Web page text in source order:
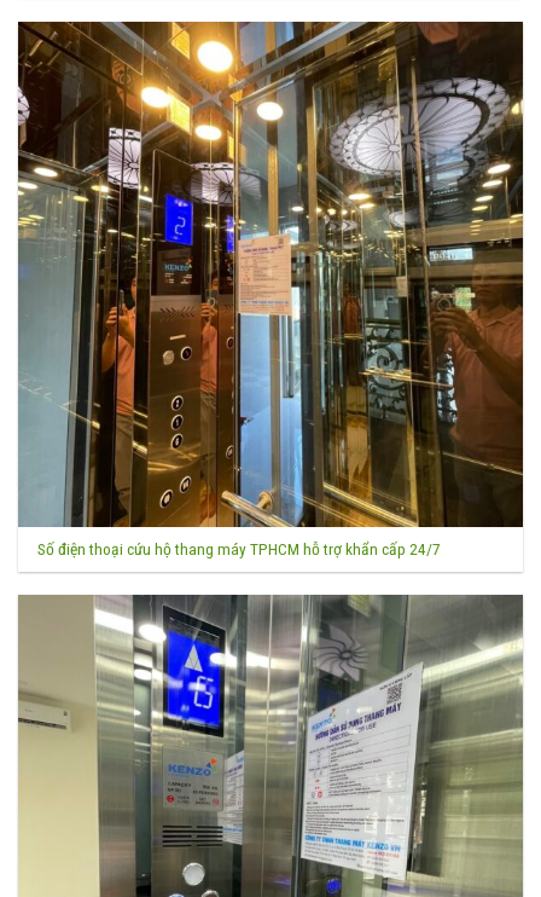
Số điện thoại cứu hộ thang máy TPHCM hỗ trợ khẩn cấp 24/7